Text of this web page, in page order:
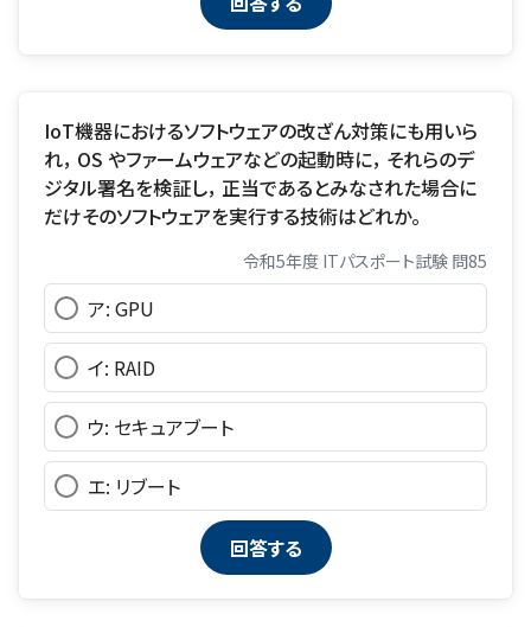
IoT機器におけるソフトウェアの改ざん対策にも用いら
れ， OS やファームウェアなどの起動時に， それらのデ
ジタル署名を検証し， 正当であるとみなされた場合に
だけそのソフトウェアを実行する技術はどれか。
令和5年度 ITパスポート試験 問85
ア: GPU
イ: RAID
ウ: セキュアブート
エ: リブート